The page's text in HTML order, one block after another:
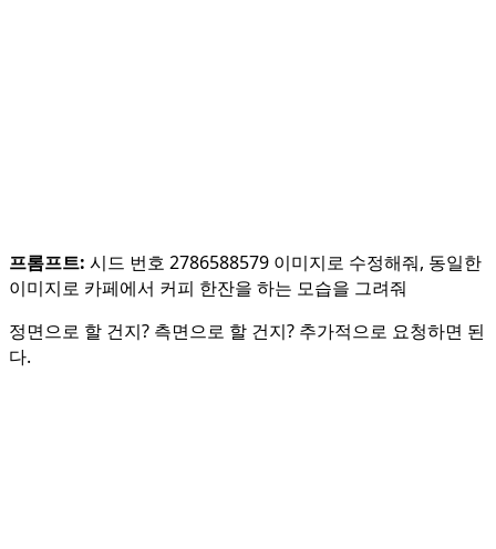
프롬프트: 시드 번호 2786588579 이미지로 수정해줘, 동일한
이미지로 카페에서 커피 한잔을 하는 모습을 그려줘
정면으로 할 건지? 측면으로 할 건지? 추가적으로 요청하면 된
다.